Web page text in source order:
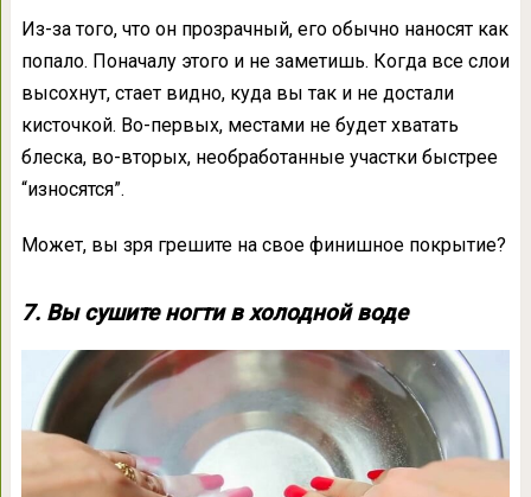
Из-за того, что он прозрачный, его обычно наносят как
попало. Поначалу этого и не заметишь. Когда все слои
высохнут, стает видно, куда вы так и не достали
кисточкой. Во-первых, местами не будет хватать
блеска, во-вторых, необработанные участки быстрее
“износятся”.
Может, вы зря грешите на свое финишное покрытие?
7. Вы сушите ногти в холодной воде